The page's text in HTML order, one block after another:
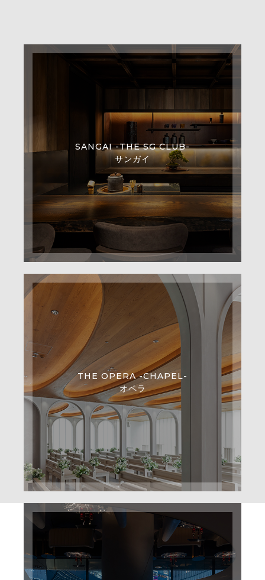
SANGAI -THE SG CLUB-
サンガイ
THE OPERA -CHAPEL-
オペラ